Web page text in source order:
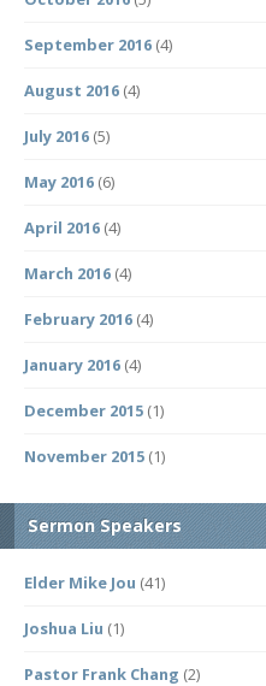
September 2016 (4)
August 2016 (4)
July 2016 (5)
May 2016 (6)
April 2016 (4)
March 2016 (4)
February 2016 (4)
January 2016 (4)
December 2015 (1)
November 2015 (1)
Sermon Speakers
Elder Mike Jou (41)
Joshua Liu (1)
Pastor Frank Chang (2)